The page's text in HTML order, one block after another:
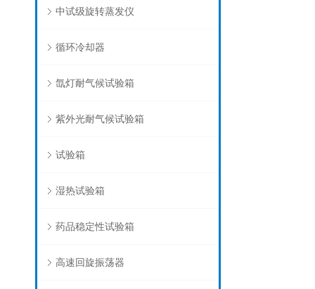
中试级旋转蒸发仪
循环冷却器
氙灯耐气候试验箱
紫外光耐气候试验箱
试验箱
湿热试验箱
药品稳定性试验箱
高速回旋振荡器